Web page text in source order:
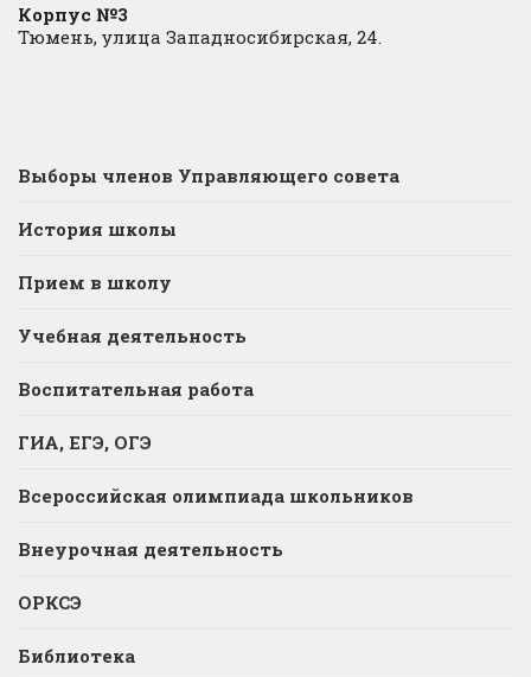
Корпус №3
Тюмень, улица Западносибирская, 24.
Выборы членов Управляющего совета
История школы
Прием в школу
Учебная деятельность
Воспитательная работа
ГИА, ЕГЭ, ОГЭ
Всероссийская олимпиада школьников
Внеурочная деятельность
ОРКСЭ
Библиотека